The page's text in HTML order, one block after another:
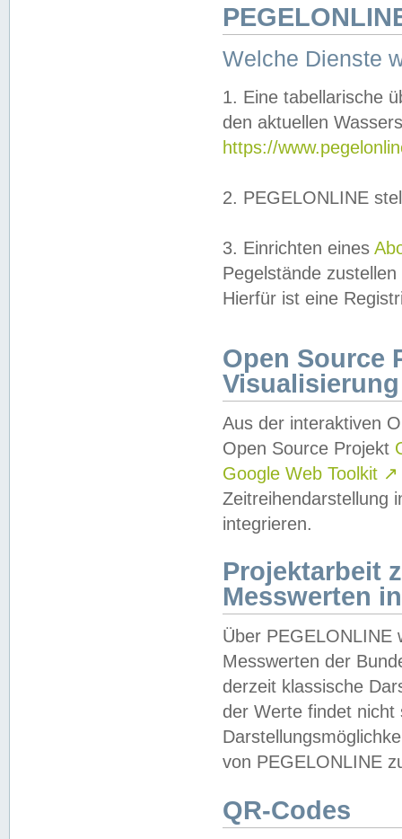
Welche Dienste
1. Eine tabellarische
den aktuellen
https://
2. PEGELONLINE
3. Einrichten eines
Pegelstände
Hierfür ist eine
Open Source
Visualisierung
Aus der interaktiven
Open Source Projekt
Google Web Toolkit ↗
Zeitreihendarstellung
integrieren.
Projektarbeit
Messwerten
Über PEGELONLINE
Messwerten der
derzeit klassische
der Werte findet
von PEGELONLINE
QR-Codes